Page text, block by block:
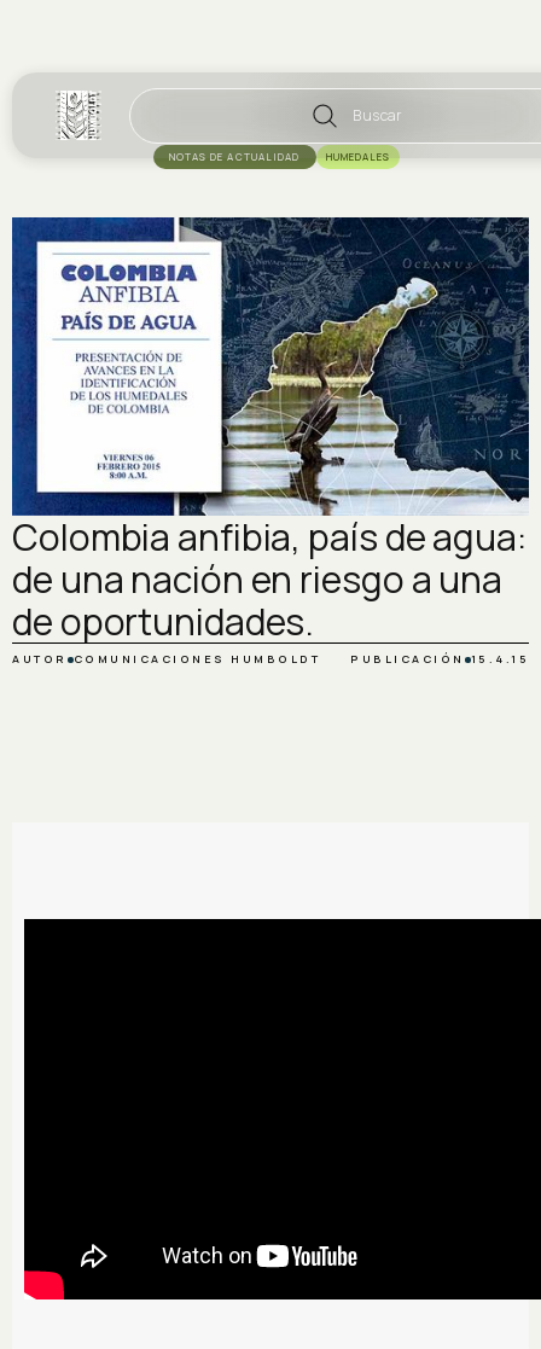
Buscar
NOTAS DE ACTUALIDAD HUMEDALES
Colombia anfibia, país de agua:
de una nación en riesgo a una
de oportunidades.
AUTOR COMUNICACIONES HUMBOLDT PUBLICACIÓN 15.4.15